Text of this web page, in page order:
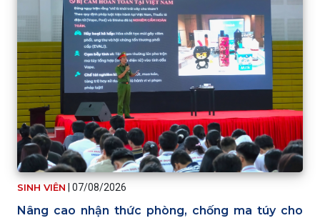
SINH VIÊN 07/08/2026
Nâng cao nhận thức phòng, chống ma túy cho